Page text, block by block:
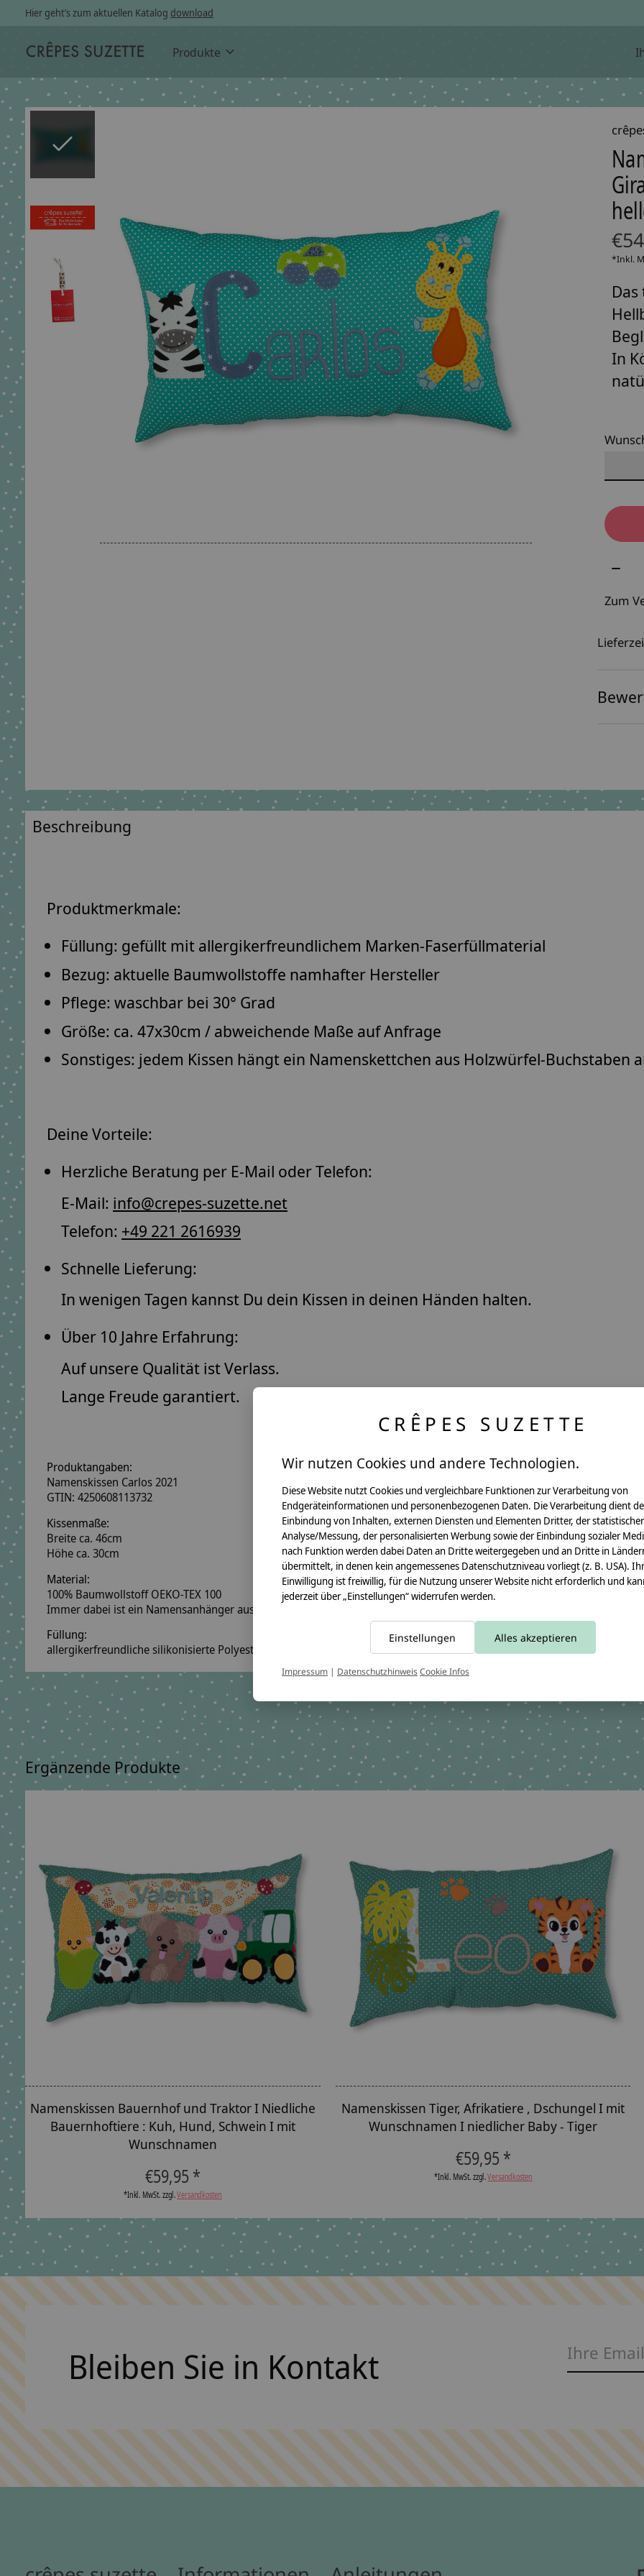
Hier geht’s zum aktuellen Katalog download
Produkte
*Inkl.
In
Zum
Beschreibung
Produktmerkmale:
Füllung: gefüllt mitallergikerfreundlichem Marken-Faserfüllmaterial
Bezug: aktuelle Baumwollstoffe namhafter Hersteller
Pflege: waschbar bei 30° Grad
Größe: ca. 47x30cm / abweichende Maße auf Anfrage
Sonstiges: jedem Kissen hängt ein Namenskettchen aus Holzwürfel-Buchstaben
Deine Vorteile:
Herzliche Beratung per E-Mail oder Telefon:
E-Mail: info@crepes-suzette.net
Telefon: +49 221 2616939
Schnelle Lieferung:
In wenigen Tagen kannst Du dein Kissen in deinen Händen halten.
Über 10 Jahre Erfahrung:
Auf unsere Qualität ist Verlass.
Lange Freude garantiert.
Produktangaben:
Namenskissen Carlos 2021
GTIN: 4250608113732
Kissenmaße:
Breite ca. 46cm
Höhe ca. 30cm
Material:
100% Baumwollstoff OEKO-TEX 100
Immer dabei ist ein Namensanhänger aus Holzwürfeln
Füllung:
allergikerfreundliche silikonisierte Polyesterfaserbällchen OEKO-TEX 100
Pflegehinweis:
Sicherheitshinweise:
Die angehangenen
Angaben zum Hersteller:
crêpes suzette GmbH &
Sülzburgstraße 108
Tel.:+49 221 2616939
Ergänzende Produkte
Namenskissen Bauernhof und Traktor I Niedliche
Bauernhoftiere : Kuh, Hund, Schwein I mit
Wunschnamen
€59,95 *
*Inkl. MwSt. zzgl.Versandkosten
Namenskissen Tiger, Afrikatiere , Dschungel I mit
Wunschnamen I niedlicher Baby - Tiger
€59,95 *
*Inkl. MwSt. zzgl.Versandkosten
Bleiben Sie in Kontakt
CRÊPES SUZETTE
Wir nutzen Cookies und andere Technologien.
Diese Website nutzt Cookies und vergleichbare Funktionen zur Verarbeitung von
Endgeräteinformationen und personenbezogenen Daten. Die Verarbeitung dient
Einbindung von Inhalten, externen Diensten und Elementen Dritter, der
Analyse/Messung, der personalisierten Werbung sowie der Einbindung sozialer
nach Funktion werden dabei Daten an Dritte weitergegeben und an Dritte in
übermittelt, in denen kein angemessenes Datenschutzniveau vorliegt (z. B. USA).
Einwilligung ist freiwillig, für die Nutzung unserer Website nicht erforderlich und
jederzeit über „Einstellungen“ widerrufen werden.
Einstellungen Alles akzeptieren
Impressum | DatenschutzhinweisCookie Infos